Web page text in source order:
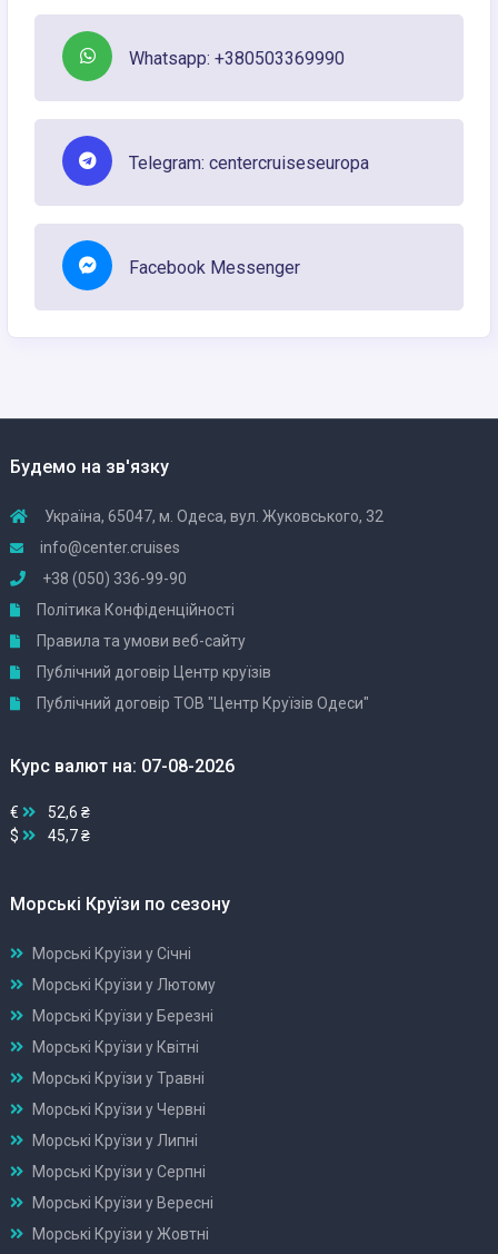
Whatsapp: +380503369990
Telegram: centercruiseseuropa
Facebook Messenger
Будемо на зв'язку
Україна, 65047, м. Одеса, вул. Жуковського, 32
info@center.cruises
+38 (050) 336-99-90
Політика Конфіденційності
Правила та умови веб-сайту
Публічний договір Центр круїзів
Публічний договір ТОВ "Центр Круїзів Одеси"
Курс валют на: 07-08-2026
€
52,6 ₴
$
45,7 ₴
Морські Круїзи по сезону
Морські Круїзи у Січні
Морські Круїзи у Лютому
Морські Круїзи у Березні
Морські Круїзи у Квітні
Морські Круїзи у Травні
Морські Круїзи у Червні
Морські Круїзи у Липні
Морські Круїзи у Серпні
Морські Круїзи у Вересні
Морські Круїзи у Жовтні